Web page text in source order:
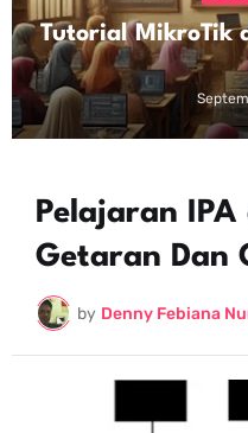
Tutorial MikroTik
Pelajaran
Getaran Dan
by Denny Febiana